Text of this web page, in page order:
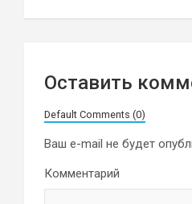
записям
Оставить
Default Comments (0)
Ваш e-mail не будет
Комментарий